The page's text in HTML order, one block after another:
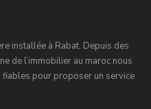
installée à Rabat. Depuis des
de l’immobilier au maroc nous
pour proposer un service